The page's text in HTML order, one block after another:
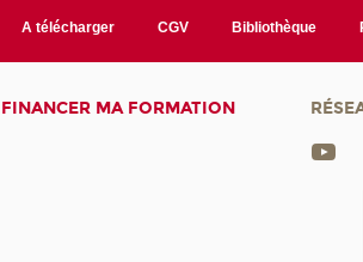
A télécharger CGV Bibliothèque
FINANCER MA FORMATION